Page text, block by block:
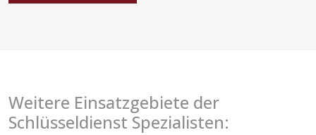
Weitere Einsatzgebiete der
Schlüsseldienst Spezialisten: